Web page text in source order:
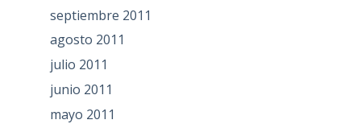
septiembre 2011
agosto 2011
julio 2011
junio 2011
mayo 2011